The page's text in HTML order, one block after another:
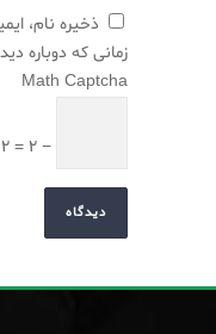
ذخیره نام،
زمانی که دوباره
Math Captcha
− 2 = 2